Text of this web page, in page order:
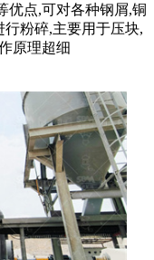
优点,可对各种钢屑,铜
粉碎,主要用于压块,
原理超细